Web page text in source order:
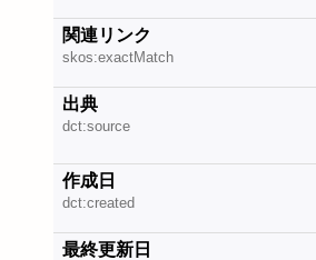
関連リンク
skos:exactMatch
出典
dct:source
作成日
dct:created
最終更新日